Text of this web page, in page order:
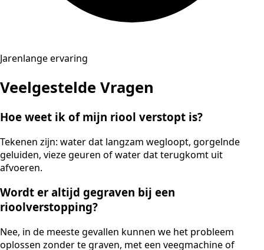
Jarenlange ervaring
Veelgestelde Vragen
Hoe weet ik of mijn riool verstopt is?
Tekenen zijn: water dat langzam wegloopt, gorgelnde
geluiden, vieze geuren of water dat terugkomt uit
afvoeren.
Wordt er altijd gegraven bij een
rioolverstopping?
Nee, in de meeste gevallen kunnen we het probleem
oplossen zonder te graven, met een veegmachine of